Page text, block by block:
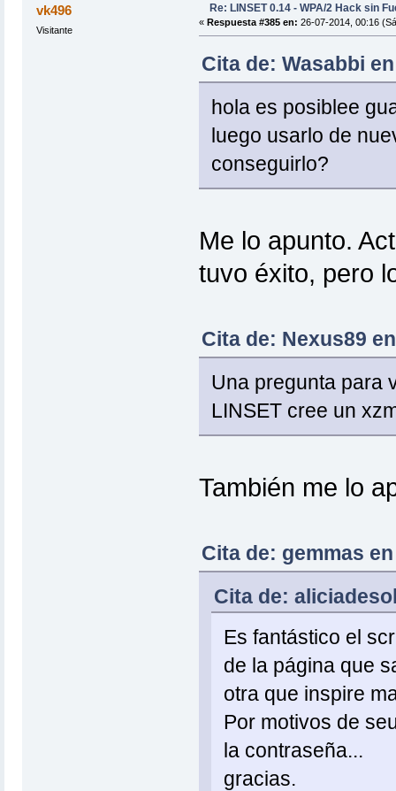
vk496
Visitante
Re: LINSET 0.14 - WPA/2 Hack sin
« Respuesta #385 en: 26-07-2014, 00:16
Cita de: Wasabbi
hola es posiblee
luego usarlo de
conseguirlo?
Me lo apunto.
tuvo éxito, pero
Cita de: Nexus89
Una pregunta para
LINSET cree un
También me lo
Cita de: gemmas
Cita de:
Es fantástico el
de la página que
otra que inspire
Por motivos de
la contraseña...
gracias.